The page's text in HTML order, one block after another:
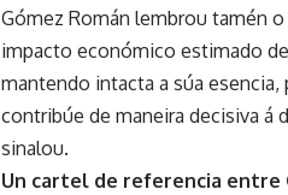
Gómez Román lembrou tamén
impacto económico estimado
mantendo intacta a súa
contribúe de maneira decisiva á
sinalou.
Un cartel de referencia entre